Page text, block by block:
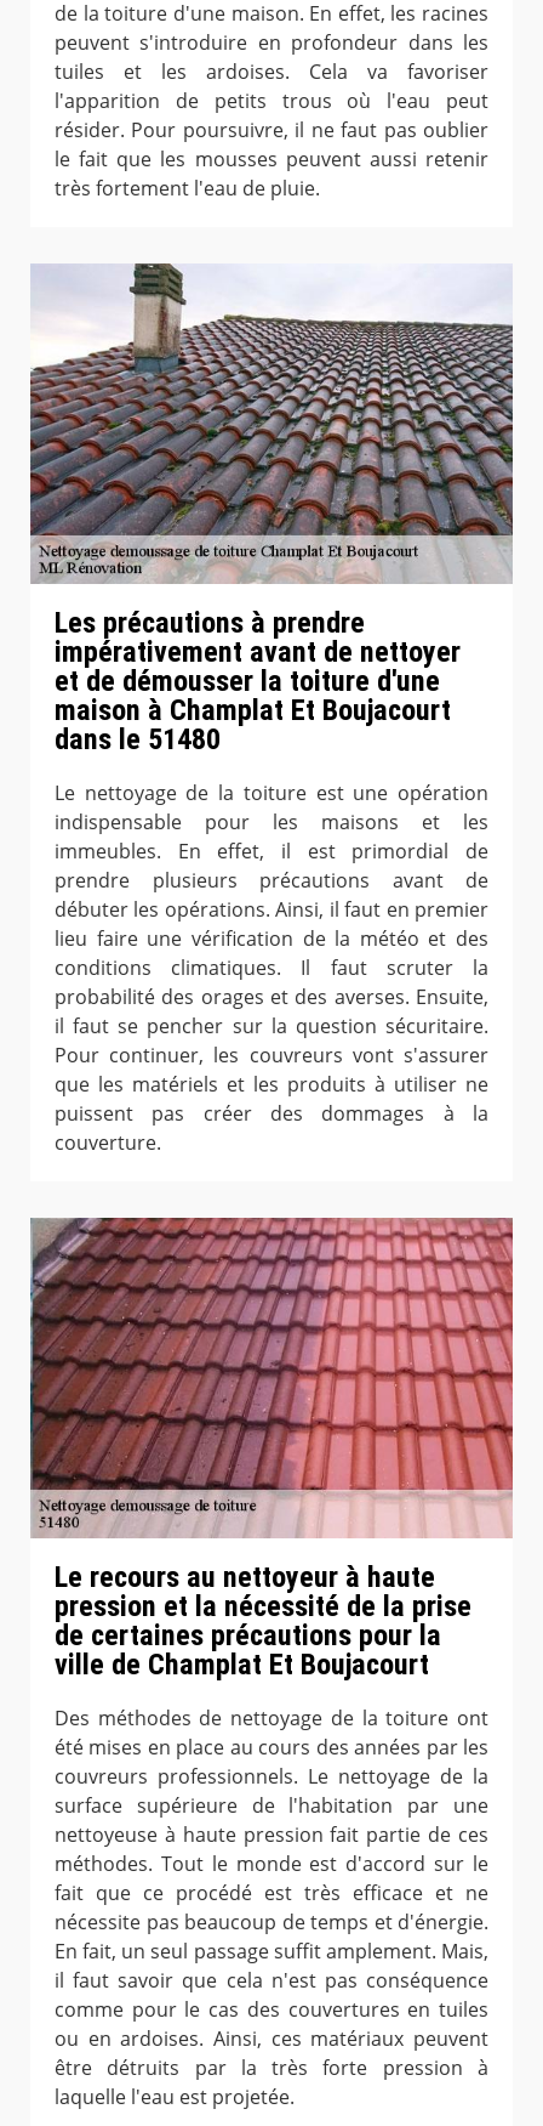
de la toiture d'une maison. En effet, les racines
peuvent s'introduire en profondeur dans les
tuiles et les ardoises. Cela va favoriser
l'apparition de petits trous où l'eau peut
résider. Pour poursuivre, il ne faut pas oublier
le fait que les mousses peuvent aussi retenir
très fortement l'eau de pluie.
Les précautions à prendre
impérativement avant de nettoyer
et de démousser la toiture d'une
maison à Champlat Et Boujacourt
dans le 51480
Le nettoyage de la toiture est une opération
indispensable pour les maisons et les
immeubles. En effet, il est primordial de
prendre plusieurs précautions avant de
débuter les opérations. Ainsi, il faut en premier
lieu faire une vérification de la météo et des
conditions climatiques. Il faut scruter la
probabilité des orages et des averses. Ensuite,
il faut se pencher sur la question sécuritaire.
Pour continuer, les couvreurs vont s'assurer
que les matériels et les produits à utiliser ne
puissent pas créer des dommages à la
couverture.
Le recours au nettoyeur à haute
pression et la nécessité de la prise
de certaines précautions pour la
ville de Champlat Et Boujacourt
Des méthodes de nettoyage de la toiture ont
été mises en place au cours des années par les
couvreurs professionnels. Le nettoyage de la
surface supérieure de l'habitation par une
nettoyeuse à haute pression fait partie de ces
méthodes. Tout le monde est d'accord sur le
fait que ce procédé est très efficace et ne
nécessite pas beaucoup de temps et d'énergie.
En fait, un seul passage suffit amplement. Mais,
il faut savoir que cela n'est pas conséquence
comme pour le cas des couvertures en tuiles
ou en ardoises. Ainsi, ces matériaux peuvent
être détruits par la très forte pression à
laquelle l'eau est projetée.